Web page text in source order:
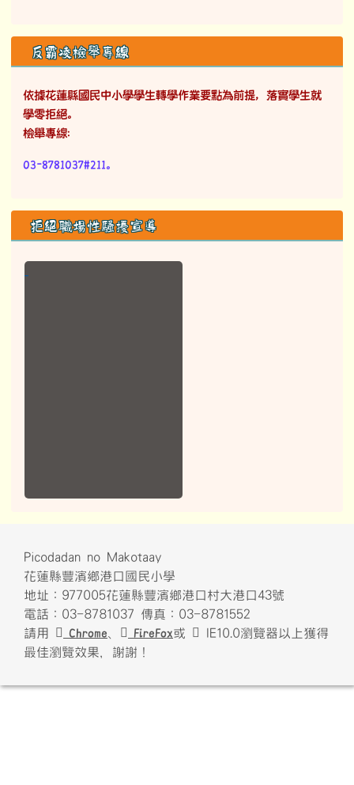
反霸凌檢舉專線
依據花蓮縣國民中小學學生轉學作業要點為前提，落實學生就
學零拒絕。
檢舉專線：
03-8781037#211。
拒絕職場性騷擾宣導
Picodadan no Makotaay
花蓮縣豐濱鄉港口國民小學
地址：977005花蓮縣豐濱鄉港口村大港口43號
電話：03-8781037 傳真：03-8781552
請用
Chrome、 FireFox或
IE10.0瀏覽器以上獲得
最佳瀏覽效果，謝謝！